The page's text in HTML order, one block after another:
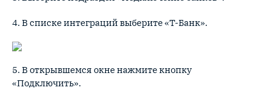
4. В списке интеграций выберите «Т-Банк».
5. В открывшемся окне нажмите кнопку
«Подключить».